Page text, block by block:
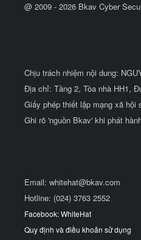
@ 2009 - 2026 Bkav Cyber
Chịu trách nhiệm nội dung:
Địa chỉ: Tầng 2, Tòa nhà HH1,
Giấy phép thiết lập mạng xã hội
Ghi rõ 'nguồn Bkav' khi phát
Email: whitehat@bkav.com
Hotline: (024) 3763 2552
Facebook: WhiteHat
Quy định và điều khoản sử dụng